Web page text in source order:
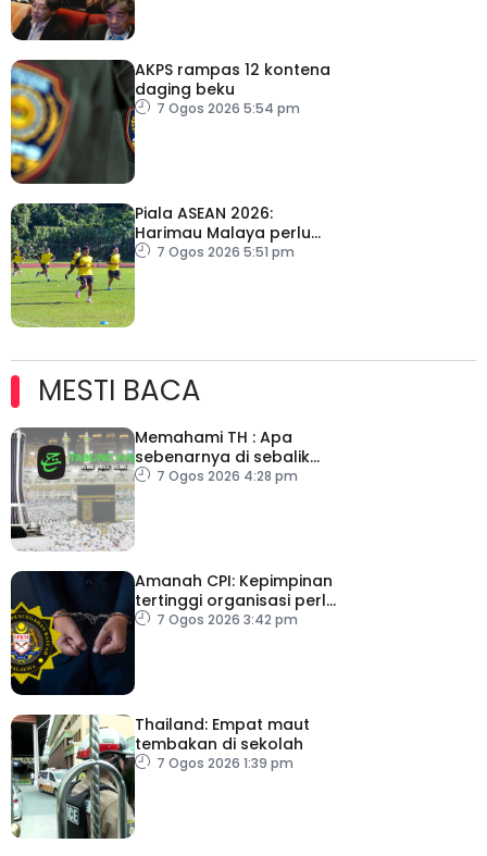
AKPS rampas 12 kontena
daging beku
7 Ogos 2026 5:54 pm
Piala ASEAN 2026:
Harimau Malaya perlu
lebih agresif
7 Ogos 2026 5:51 pm
MESTI BACA
Memahami TH : Apa
sebenarnya di sebalik
angka
7 Ogos 2026 4:28 pm
Amanah CPI: Kepimpinan
tertinggi organisasi perlu
pacu reformasi radikal
7 Ogos 2026 3:42 pm
Thailand: Empat maut
tembakan di sekolah
7 Ogos 2026 1:39 pm